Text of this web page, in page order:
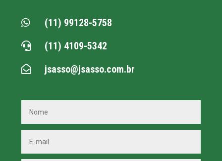
 (11) 99128-5758
 (11) 4109-5342
 jsasso@jsasso.com.br